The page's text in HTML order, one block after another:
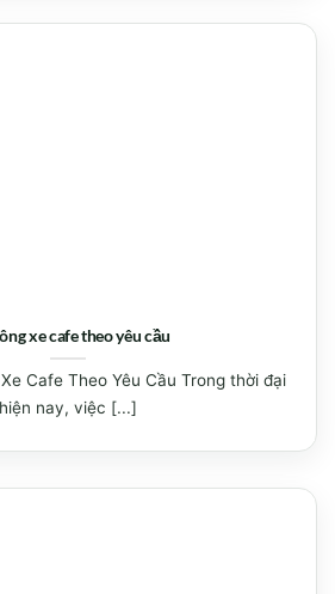
xe cafe theo yêu cầu
Cafe Theo Yêu Cầu Trong thời đại
hiện nay, việc [...]